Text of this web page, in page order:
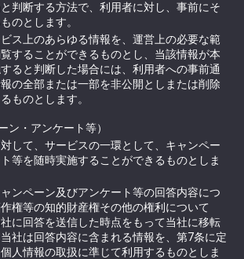
判断する方法で、利用者に対し、事前にそ
のとします。
ス上のあらゆる情報を、運営上の必要な範
することができるものとし、当該情報が本
ると判断した場合には、利用者への事前通
の全部または一部を非公開としまたは削除
ものとします。
ン・アンケート等）
して、サービスの一環として、キャンペー
等を随時実施することができるものとしま
ンペーン及びアンケート等の回答内容につ
権等の知的財産権その他の権利について
に回答を送信した時点をもって当社に移転
社は回答内容に含まれる情報を、第7条に定
人情報の取扱に準じて利用するものとしま